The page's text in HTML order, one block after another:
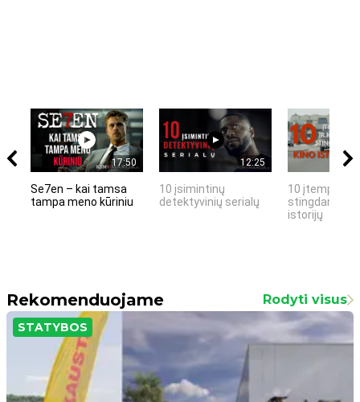
17:50
Se7en – kai tamsa
tampa meno kūriniu
12:25
10 įsimintinų
detektyvinių serialų
10 įtemptų,
stingdančių
istorijų
Rekomenduojame Rodyti visus
STATYBOS